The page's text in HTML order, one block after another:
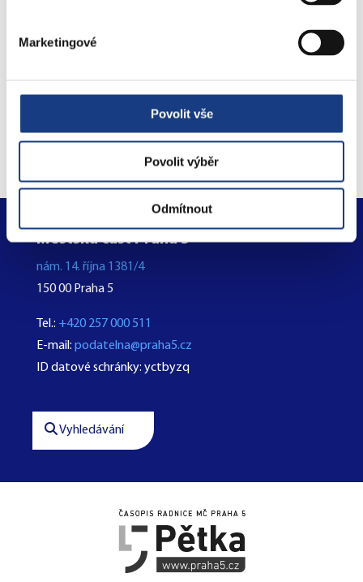
Marketingové
Povolit vše
Povolit výběr
Odmítnout
Objednejte se na úřad
Městská část Praha 5
nám. 14. října 1381/4
150 00 Praha 5
Tel.: +420 257 000 511
E-mail: podatelna@praha5.cz
ID datové schránky: yctbyzq
Vyhledávání
 